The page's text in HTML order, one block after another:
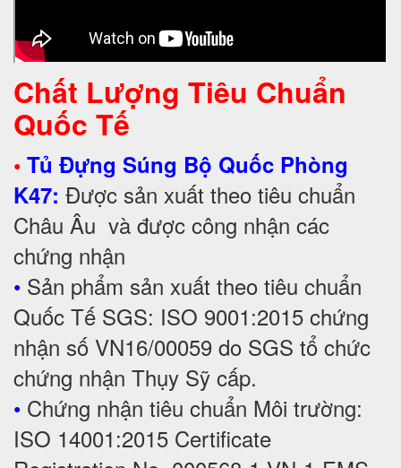
Chất Lượng Tiêu Chuẩn
Quốc Tế
• Tủ Đựng Súng Bộ Quốc Phòng
K47: Được sản xuất theo tiêu chuẩn
Châu Âu và được công nhận các
chứng nhận
• Sản phẩm sản xuất theo tiêu chuẩn
Quốc Tế SGS: ISO 9001:2015 chứng
nhận số VN16/00059 do SGS tổ chức
chứng nhận Thụy Sỹ cấp.
• Chứng nhận tiêu chuẩn Môi trường:
ISO 14001:2015 Certificate